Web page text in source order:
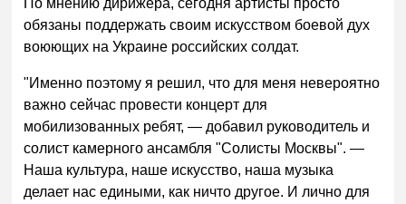
По мнению дирижера, сегодня артисты просто
обязаны поддержать своим искусством боевой дух
воюющих на Украине российских солдат.
"Именно поэтому я решил, что для меня невероятно
важно сейчас провести концерт для
мобилизованных ребят, — добавил руководитель и
солист камерного ансамбля "Солисты Москвы". —
Наша культура, наше искусство, наша музыка
делает нас едиными, как ничто другое. И лично для